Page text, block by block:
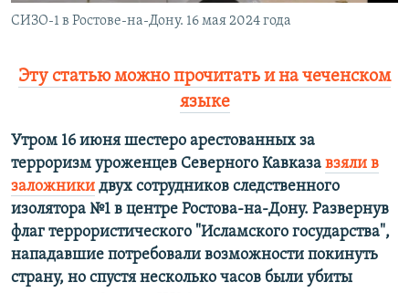
СИЗО-1 в Ростове-на-Дону. 16 мая 2024 года
Эту статью можно прочитать и на чеченском
языке
Утром 16 июня шестеро арестованных за
терроризм уроженцев Северного Кавказа взяли в
заложники двух сотрудников следственного
изолятора №1 в центре Ростова-на-Дону. Развернув
флаг террористического "Исламского государства",
нападавшие потребовали возможности покинуть
страну, но спустя несколько часов были убиты